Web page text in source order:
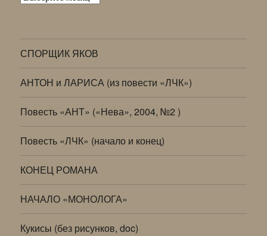
СПОРЩИК ЯКОВ
АНТОН и ЛАРИСА (из повести «ЛЧК»)
Повесть «АНТ» («Нева», 2004, №2 )
Повесть «ЛЧК» (начало и конец)
КОНЕЦ РОМАНА
НАЧАЛО «МОНОЛОГА»
Кукисы (без рисунков, doc)